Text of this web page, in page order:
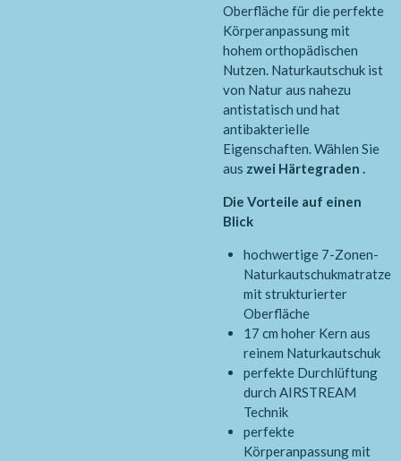
Oberfläche für die perfekte
Körperanpassung mit
hohem orthopädischen
Nutzen. Naturkautschuk ist
von Natur aus nahezu
antistatisch und hat
antibakterielle
Eigenschaften. Wählen Sie
aus zwei Härtegraden .
Die Vorteile auf einen
Blick
hochwertige 7-Zonen-
Naturkautschukmatratze
mit strukturierter
Oberfläche
17 cm hoher Kern aus
reinem Naturkautschuk
perfekte Durchlüftung
durch AIRSTREAM
Technik
perfekte
Körperanpassung mit